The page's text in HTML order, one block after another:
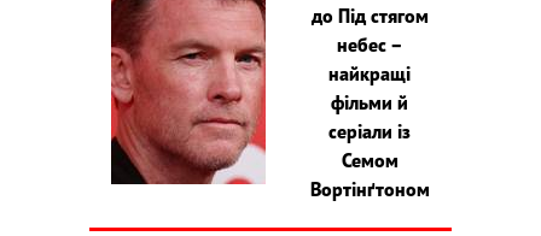
до Під стягом
небес –
найкращі
фільми й
серіали із
Семом
Вортінґтоном